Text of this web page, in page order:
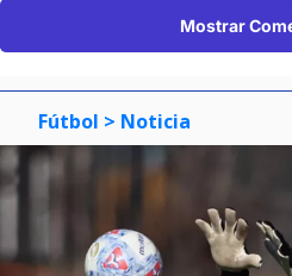
Mostrar
Fútbol > Noticia